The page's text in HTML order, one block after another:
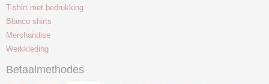
T-shirt met bedrukking
Blanco shirts
Merchandise
Werkkleding
Betaalmethodes